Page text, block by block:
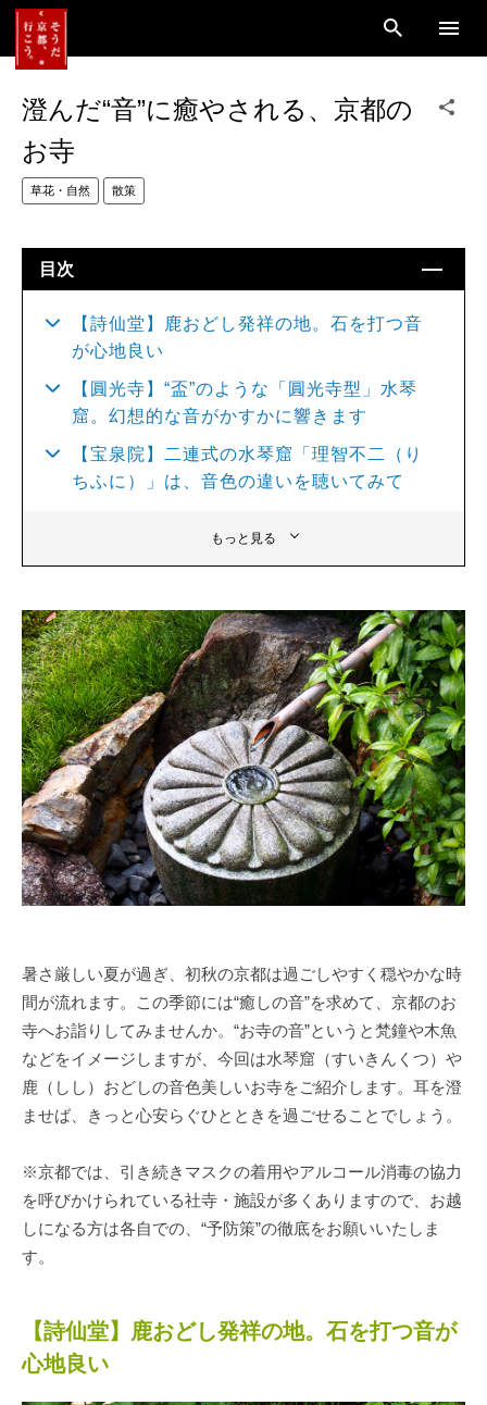
澄んだ“音”に癒やされる、京都の
お寺
草花・自然 散策
目次
【詩仙堂】鹿おどし発祥の地。石を打つ音
が心地良い
【圓光寺】“盃”のような「圓光寺型」水琴
窟。幻想的な音がかすかに響きます
【宝泉院】二連式の水琴窟「理智不二（り
ちふに）」は、音色の違いを聴いてみて
もっと見る
暑さ厳しい夏が過ぎ、初秋の京都は過ごしやすく穏やかな時
間が流れます。この季節には“癒しの音”を求めて、京都のお
寺へお詣りしてみませんか。“お寺の音”というと梵鐘や木魚
などをイメージしますが、今回は水琴窟（すいきんくつ）や
鹿（しし）おどしの音色美しいお寺をご紹介します。耳を澄
ませば、きっと心安らぐひとときを過ごせることでしょう。
※京都では、引き続きマスクの着用やアルコール消毒の協力
を呼びかけられている社寺・施設が多くありますので、お越
しになる方は各自での、“予防策”の徹底をお願いいたしま
す。
【詩仙堂】鹿おどし発祥の地。石を打つ音が
心地良い